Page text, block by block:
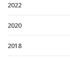
2022
2020
2018